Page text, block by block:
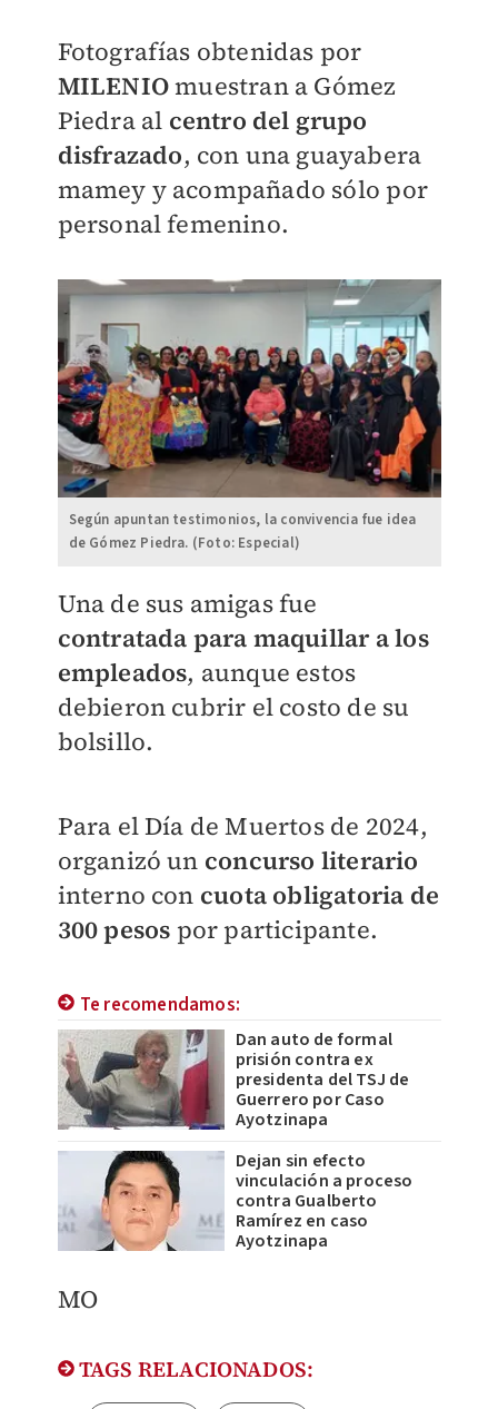
Fotografías obtenidas por
MILENIOmuestran a Gómez
Piedra al centro del grupo
disfrazado, con una guayabera
mamey y acompañado sólo por
personal femenino.
Según apuntan testimonios, la convivencia fue idea
de Gómez Piedra. (Foto: Especial)
Una de sus amigas fue
contratada para maquillar a los
empleados, aunque estos
debieron cubrir el costo de su
bolsillo.
Para el Día de Muertos de 2024,
organizó un concurso literario
interno con cuota obligatoria de
300 pesos por participante.
Te recomendamos:
Dan auto de formal
prisión contra ex
presidenta del TSJ de
Guerrero por Caso
Ayotzinapa
Dejan sin efecto
vinculación a proceso
contra Gualberto
Ramírez en caso
Ayotzinapa
​MO
TAGS RELACIONADOS: